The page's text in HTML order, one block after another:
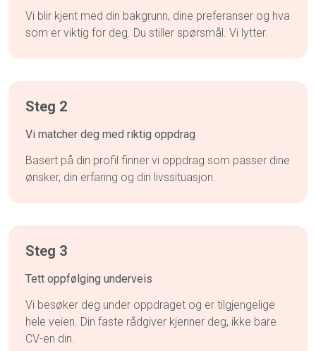
Vi blir kjent med din bakgrunn, dine preferanser og hva
som er viktig for deg. Du stiller spørsmål. Vi lytter.
Steg 2
Vi matcher deg med riktig oppdrag
Basert på din profil finner vi oppdrag som passer dine
ønsker, din erfaring og din livssituasjon.
Steg 3
Tett oppfølging underveis
Vi besøker deg under oppdraget og er tilgjengelige
hele veien. Din faste rådgiver kjenner deg, ikke bare
CV-en din.